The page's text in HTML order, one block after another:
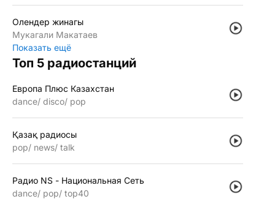
Олендер жинагы
Мукагали Макатаев
Показать ещё
Топ 5 радиостанций
Европа Плюс Казахстан
dance disco pop
Қазақ радиосы
pop
news talk
Радио NS - Национальная Сеть
dance pop top40